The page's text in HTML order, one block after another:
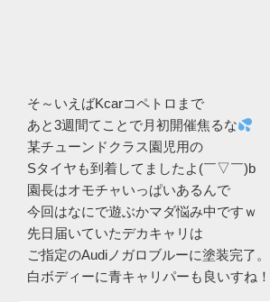
そ～いえばKcarコペトロまで
あと3週間てことで月初開催焦るな
某チューンドクラス園児用の
Sタイヤも到着してましたよ(￣▽￣)b
園長はオモチャいっぱいあるんで
今回はなにで遊ぶかマダ悩み中ですｗ
先日届いていたデカキャリは
ご指定のAudiノガロブルーに塗装完了。
白ボディーに青キャリパーも良いすね！